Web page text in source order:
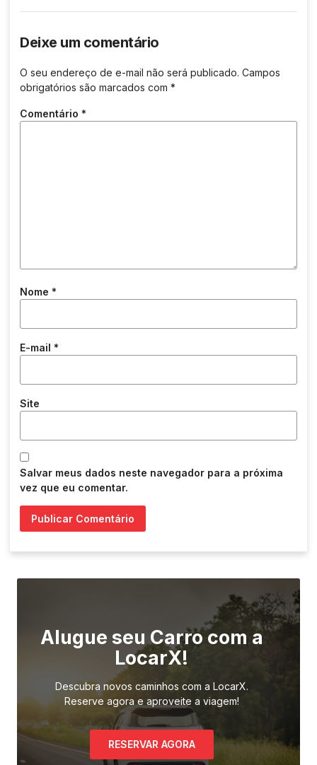
Deixe um comentário
O seu endereço de e-mail não será publicado. Campos
obrigatórios são marcados com *
Comentário *
Nome *
E-mail *
Site
Salvar meus dados neste navegador para a próxima
vez que eu comentar.
Alugue seu Carro com a
LocarX!
Descubra novos caminhos com a LocarX.
Reserve agora e aproveite a viagem!
RESERVAR AGORA